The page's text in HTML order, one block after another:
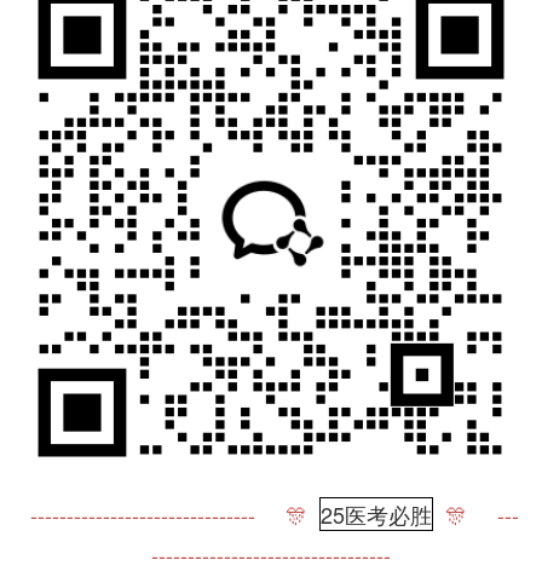
------------------------------- 🎊 25医考必胜 🎊 ---
---------------------------------